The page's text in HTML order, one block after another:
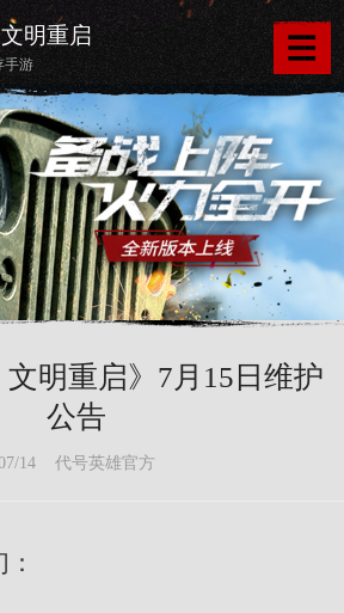
明重启
手游
文明重启》7月15日维护
公告
14 代号英雄官方